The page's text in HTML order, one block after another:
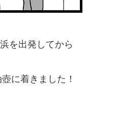
を出発してから
に着きました！